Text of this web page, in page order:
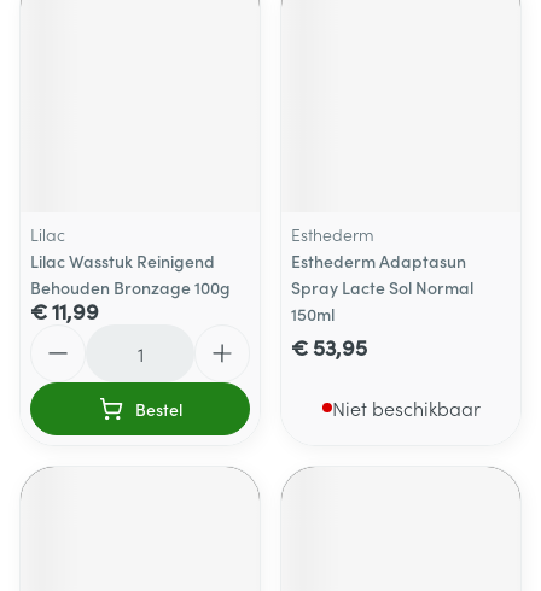
Lilac
Lilac Wasstuk Reinigend
Behouden Bronzage 100g
€ 11,99
Bestel
Esthederm
Esthederm Adaptasun
Spray Lacte Sol Normal
150ml
€ 53,95
Niet beschikbaar